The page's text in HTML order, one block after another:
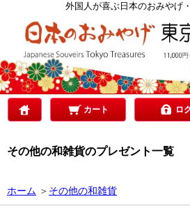
外国人が喜ぶ日本のおみやげ
カート ロ
その他の和雑貨のプレゼント一覧
ホーム ＞ その他の和雑貨
ご予算で
贈り先で
目的で選